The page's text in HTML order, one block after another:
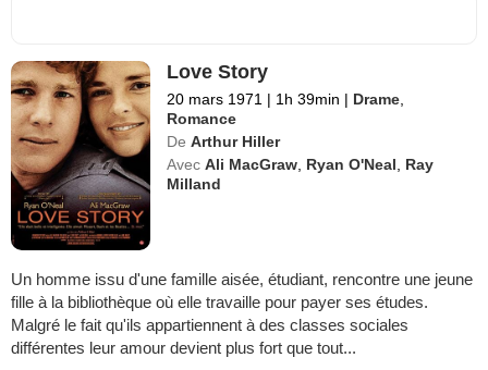
Love Story
20 mars 1971 | 1h 39min | Drame,
Romance
De Arthur Hiller
Avec Ali MacGraw, Ryan O'Neal, Ray
Milland
Un homme issu d'une famille aisée, étudiant, rencontre une jeune
fille à la bibliothèque où elle travaille pour payer ses études.
Malgré le fait qu'ils appartiennent à des classes sociales
différentes leur amour devient plus fort que tout...